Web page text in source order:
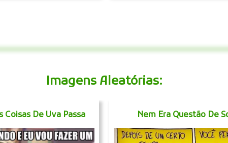
Imagens Aleatórias:
Coisas De Uva Passa Nem Era Questão De